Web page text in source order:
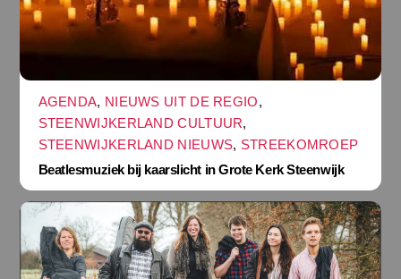
AGENDA, NIEUWS UIT DE REGIO,
STEENWIJKERLAND CULTUUR,
STEENWIJKERLAND NIEUWS, STREEKOMROEP
Beatlesmuziek bij kaarslicht in Grote Kerk Steenwijk